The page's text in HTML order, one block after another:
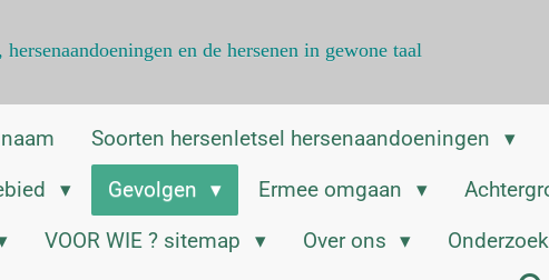
en de hersenen in gewone taal
Soorten hersenletsel hersenaandoeningen
Gevolgen Ermee omgaan
VOOR WIE ? sitemap Over ons